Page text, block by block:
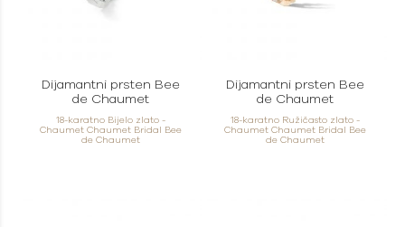
Dijamantni prsten Bee
de Chaumet
18-karatno Bijelo zlato -
Chaumet Chaumet Bridal Bee
de Chaumet
Dijamantni prsten Bee
de Chaumet
18-karatno Ružičasto zlato -
Chaumet Chaumet Bridal Bee
de Chaumet